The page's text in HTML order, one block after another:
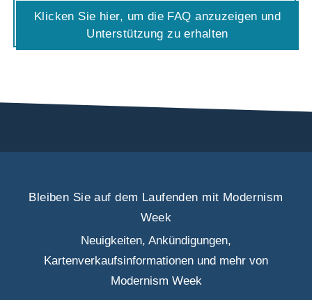
Klicken Sie hier, um die FAQ anzuzeigen und
Unterstützung zu erhalten
Bleiben Sie auf dem Laufenden mit Modernism
Week
Neuigkeiten, Ankündigungen,
Kartenverkaufsinformationen und mehr von
Modernism Week